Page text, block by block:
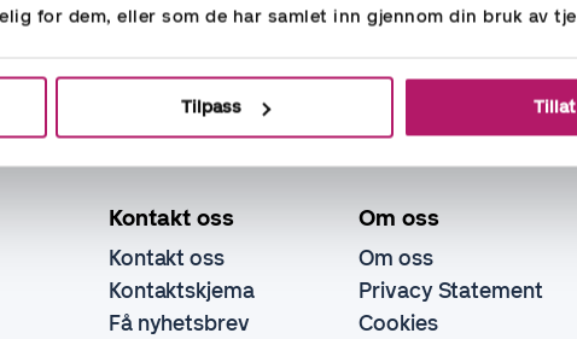
for dem, eller som de har samlet inn gjennom din bruk av
Tilpass
Kontakt oss
Kontakt oss
Kontaktskjema
Få nyhetsbrev
Om oss
Om oss
Privacy Statement
Cookies